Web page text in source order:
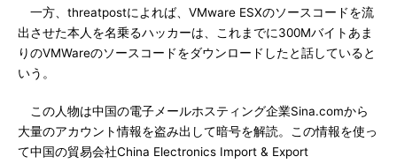
一方、threatpostによれば、VMware ESXのソースコードを流
出させた本人を名乗るハッカーは、これまでに300Mバイトあま
りのVMWareのソースコードをダウンロードしたと話していると
いう。
この人物は中国の電子メールホスティング企業Sina.comから
大量のアカウント情報を盗み出して暗号を解読。この情報を使っ
て中国の貿易会社China Electronics Import & Export